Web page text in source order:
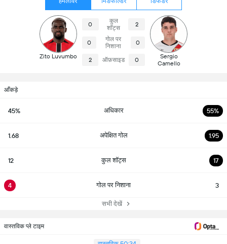
Zito Luvumbo
0
कुल
शॉट्स
2
0
गोल पर
निशाना
0
2 ऑफ़साइड 0
Sergio
Camello
आँकड़े
45% अधिकार 55%
1.68 अपेक्षित गोल 1.95
12 कुल शॉट्स 17
4 गोल पर निशाना 3
सभी देखें
वास्तविक प्ले टाइम